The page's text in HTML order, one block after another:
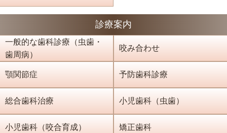
診療案内
一般的な歯科診療（虫歯・
歯周病）
咬み合わせ
顎関節症 予防歯科診療
総合歯科治療 小児歯科（虫歯）
小児歯科（咬合育成） 矯正歯科